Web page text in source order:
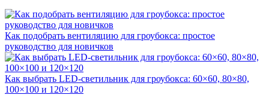
Как подобрать вентиляцию для гроубокса: простое
руководство для новичков
Как выбрать LED-светильник для гроубокса: 60×60, 80×80,
100×100 и 120×120